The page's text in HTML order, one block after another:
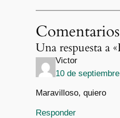
Comentarios
Una respuesta a
Victor
10 de
Maravilloso, quiero
Responder